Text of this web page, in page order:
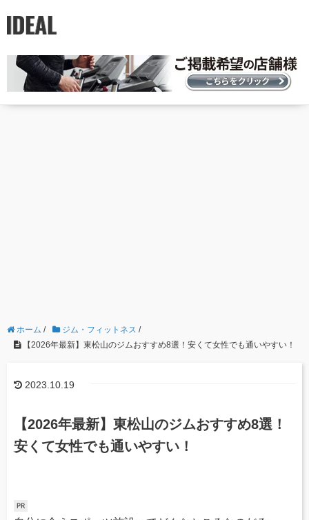
ホーム / ジム・フィットネス /
【2026年最新】東松山のジムおすすめ8選！安くて女性でも通いやすい！
2023.10.19
【2026年最新】東松山のジムおすすめ8選！
安くて女性でも通いやすい！